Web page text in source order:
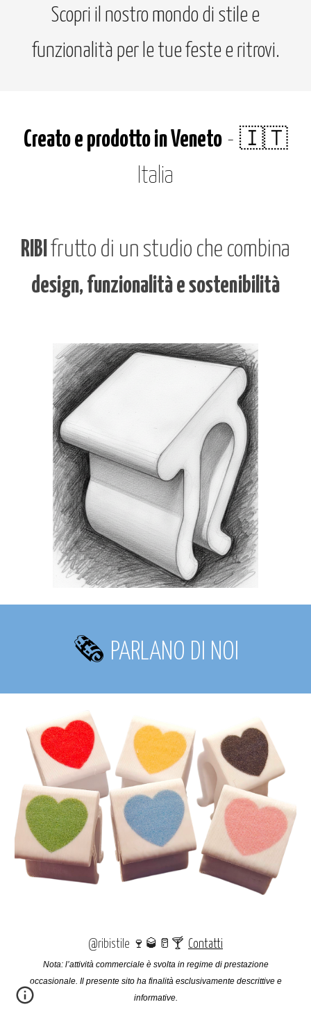
Scopri il nostro mondo di stile e
funzionalità per le tue feste e ritrovi.
Creato e prodotto in Veneto- 🇮🇹
Italia
RIBI frutto di un studio che combina
design, funzionalità e sostenibilità
🗞️ PARLANO DI NOI
@ribistile 🍷🥃🥛 🍸 Contatti
Nota: l’attività commerciale è svolta in regime di prestazione
occasionale. Il presente sito ha finalità esclusivamente descrittive e
informative.